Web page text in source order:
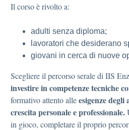
Il corso è rivolto a:
adulti senza diploma;
lavoratori che desiderano
giovani in cerca di nuove
Scegliere il percorso serale di IIS
investire in competenze tecniche
formativo attento alleesigenze degli
crescita personale e professionale.
in gioco, completare il proprio